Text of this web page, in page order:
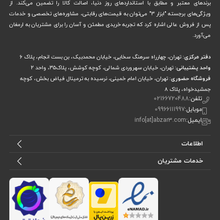
مناسب فروشگاه ابزار3 یکی از بهترین گزینه‌هاست. پیچ گوشتی شارژی آروا
5810 با طراحی زیبا، عملکرد عالی و قیمت مناسب، نیازهای شما را در انجام
پروژه‌های مختلف برآورده خواهد کرد، این پیچ گوشتی شارژی را می‌توانید با
قیمت مناسب از ابزار 3 تهیه کنید.
برندهای معتبر و مطابق با استانداردهای روز دنیا، اصالت کالا را تضمین می‌کند. از
ویژگی‌های برجسته "ابزار 3" می‌توان به قیمت‌های رقابتی، مشاوره‌های تخصصی و خدمات
پس از فروش عالی اشاره کرد که تجربه خریدی مطمئن و آسان را برای مشتریان به ارمغان
می‌آورد.
دفتر مرکزی:تهران، چهارراه سرهنگ سخایی، خیابان محمدبیک، بن بست انجام، پلاک 6
واحد پشتیبانی:تهران، خیابان سهروردی شمالی، کوچه کوشش، پلاک۳۵، واحد ۲
فروشگاه حضوری:تهران، خیابان امام خمینی، نرسیده به ترمینال فیاض بخش، کوچه
جمشیدخواه، پلاک ۸
تلفن:02166720488
موبایل:09966111997
ایمیل:info[at]abzar3.com
اطلاعات
خدمات مشتریان